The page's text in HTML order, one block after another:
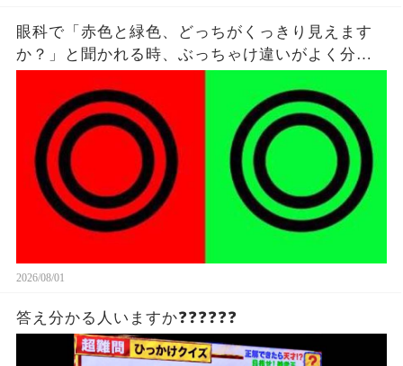
眼科で「赤色と緑色、どっちがくっきり見えます
か？」と聞かれる時、ぶっちゃけ違いがよく分か
2026/08/01
答え分かる人いますか❓❓❓❓❓❓